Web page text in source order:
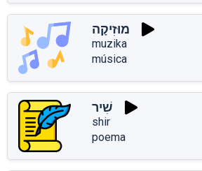
מוּזִיקָה
muzika
música
שִׁיר
shir
poema